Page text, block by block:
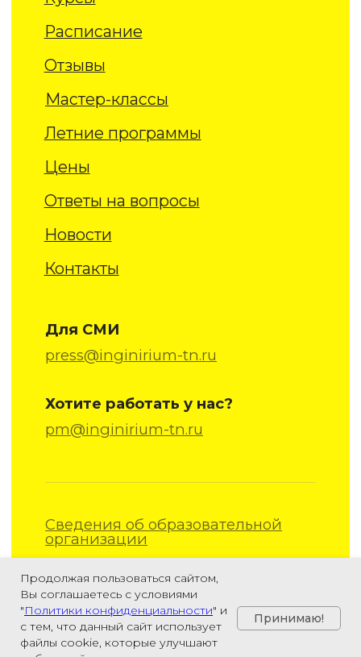
Продолжая пользоваться сайтом,
Вы соглашаетесь с условиями
"Политики конфиденциальности" и
с тем, что данный сайт использует
файлы cookie, которые улучшают
Принимаю!